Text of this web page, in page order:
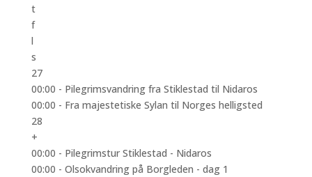
t
f
l
s
27
00:00 - Pilegrimsvandring fra Stiklestad til Nidaros
00:00 - Fra majestetiske Sylan til Norges helligsted
28
+
00:00 - Pilegrimstur Stiklestad - Nidaros
00:00 - Olsokvandring på Borgleden - dag 1